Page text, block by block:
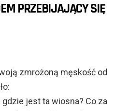
PRZEBIJAJĄCY SIĘ
zmrożoną męskość od
jest ta wiosna? Co za